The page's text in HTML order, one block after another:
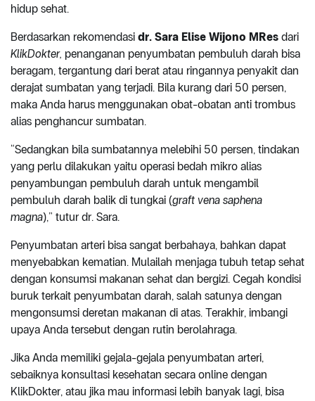
hidup sehat.
Berdasarkan rekomendasi dr. Sara Elise Wijono MRes dari
KlikDokter, penanganan penyumbatan pembuluh darah bisa
beragam, tergantung dari berat atau ringannya penyakit dan
derajat sumbatan yang terjadi. Bila kurang dari 50 persen,
maka Anda harus menggunakan obat-obatan anti trombus
alias penghancur sumbatan.
“Sedangkan bila sumbatannya melebihi 50 persen, tindakan
yang perlu dilakukan yaitu operasi bedah mikro alias
penyambungan pembuluh darah untuk mengambil
pembuluh darah balik di tungkai (graft vena saphena
magna),” tutur dr. Sara.
Penyumbatan arteri bisa sangat berbahaya, bahkan dapat
menyebabkan kematian. Mulailah menjaga tubuh tetap sehat
dengan konsumsi makanan sehat dan bergizi. Cegah kondisi
buruk terkait penyumbatan darah, salah satunya dengan
mengonsumsi deretan makanan di atas. Terakhir, imbangi
upaya Anda tersebut dengan rutin berolahraga.
Jika Anda memiliki gejala-gejala penyumbatan arteri,
sebaiknya konsultasi kesehatan secara online dengan
KlikDokter, atau jika mau informasi lebih banyak lagi, bisa